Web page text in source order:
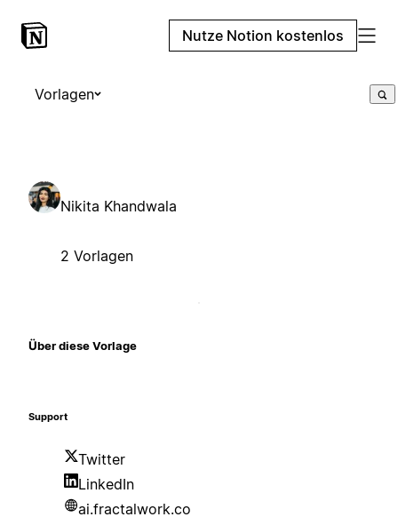
Nutze Notion kostenlos
Vorlagen
Nikita Khandwala
2 Vorlagen
Über diese Vorlage
Support
Twitter
LinkedIn
ai.fractalwork.co